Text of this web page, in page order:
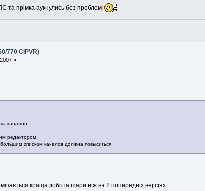
та прімка аукнулись без проблем!
770 CIPVR)
»
каналов
редактором,
списком каналов должна повыситься
краща робота шари ніж на 2 попередніх версіях